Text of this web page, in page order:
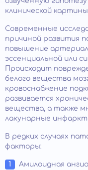
клинической
Современные
причиной развития
повышение
эссенциальной или
Происходит
белого вещества
кровоснабжение
развивается
вещества, а также
лакунарные
В редких случаях
факторы:
Амилоидная